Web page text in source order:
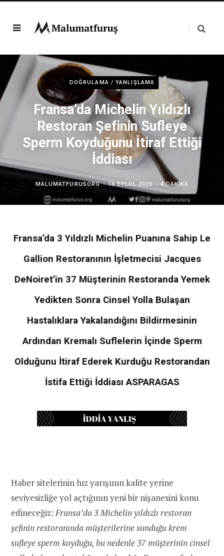
DOĞRULAMA / YANLIŞLAMA
Fransa’da Michelin Yıldızlı
Restoran Şefinin Sufleye
Sperm Koyduğunu İtiraf Ettiği
İddiası
MALUMATFURUSORG 16 EYLÜL 2020 4 DAKIKA
Fransa’da 3 Yıldızlı Michelin Puanına Sahip Le
Gallion Restoranının İşletmecisi Jacques
DeNoiret’in 37 Müşterinin Restoranda Yemek
Yedikten Sonra Cinsel Yolla Bulaşan
Hastalıklara Yakalandığını Bildirmesinin
Ardından Kremalı Suflelerin İçinde Sperm
Olduğunu İtiraf Ederek Kurduğu Restorandan
İstifa Ettiği İddiası ASPARAGAS
Haber sitelerinin hız yarışının kalite yerine
seviyesizliğe yol açtığının yeni bir nişanesini konu
edineceğiz:Fransa’da 3 Michelin yıldızlı restoran
şefinin restoranında müşterilerine sunduğu krem
sufleye sperm koyduğu, bu nedenle 37 müşterinin cinsel